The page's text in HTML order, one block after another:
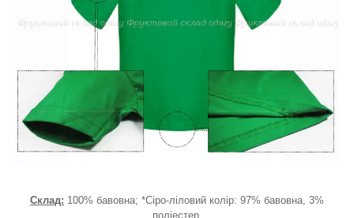
Склад: 100% бавовна; *Сіро-ліловий колір: 97% бавовна, 3%
поліестер.